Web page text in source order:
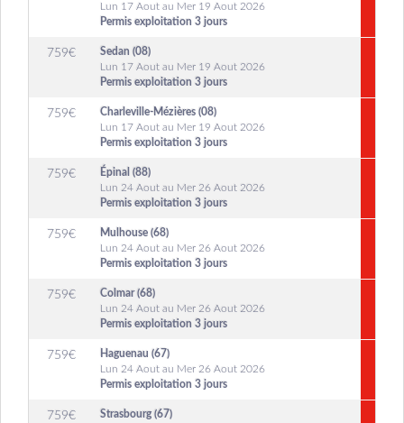
Lun 17 Aout au Mer 19 Aout 2026
Permis exploitation 3 jours
759€
Sedan (08)
Lun 17 Aout au Mer 19 Aout 2026
Permis exploitation 3 jours
759€
Charleville-Mézières (08)
Lun 17 Aout au Mer 19 Aout 2026
Permis exploitation 3 jours
759€
Épinal (88)
Lun 24 Aout au Mer 26 Aout 2026
Permis exploitation 3 jours
759€
Mulhouse (68)
Lun 24 Aout au Mer 26 Aout 2026
Permis exploitation 3 jours
759€
Colmar (68)
Lun 24 Aout au Mer 26 Aout 2026
Permis exploitation 3 jours
759€
Haguenau (67)
Lun 24 Aout au Mer 26 Aout 2026
Permis exploitation 3 jours
759€
Strasbourg (67)